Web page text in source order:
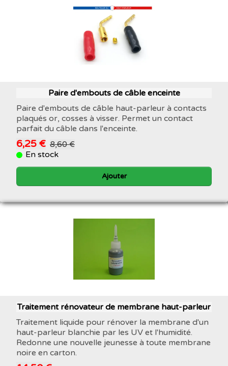
Paire d'embouts de câble enceinte
Paire d'embouts de câble haut-parleur à contacts
plaqués or, cosses à visser. Permet un contact
parfait du câble dans l'enceinte.
6,25 € 8,60 €
En stock
Ajouter
Traitement rénovateur de membrane haut-parleur
Traitement liquide pour rénover la membrane d'un
haut-parleur blanchie par les UV et l'humidité.
Redonne une nouvelle jeunesse à toute membrane
noire en carton.